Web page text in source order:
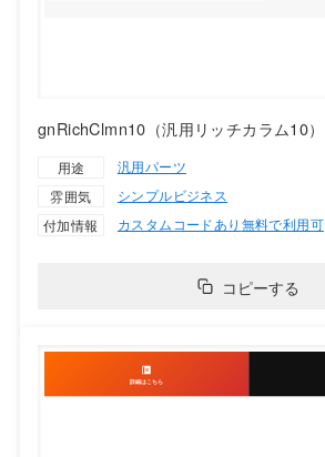
gnRichClmn10（汎用リッチカラム10）
用途
汎用パーツ
雰囲気
シンプルビジネス
付加情報
カスタムコードあり 無料で利用可
コピーする